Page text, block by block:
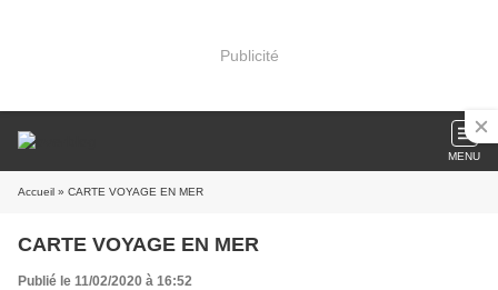
Publicité
MENU
Accueil » CARTE VOYAGE EN MER
CARTE VOYAGE EN MER
Publié le 11/02/2020 à 16:52